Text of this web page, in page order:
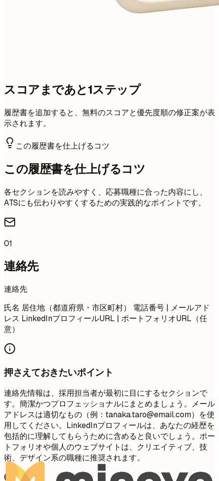
スコアまであと1ステップ
履歴書を追加すると、無料のスコアと優先度順の修正案が表
示されます。
この履歴書を仕上げるコツ
この履歴書を仕上げるコツ
各セクションを読みやすく、応募職種に合った内容にし、
ATSにも伝わりやすくするための実践的なポイントです。
01
連絡先
連絡先
氏名 居住地（都道府県・市区町村） 電話番号 | メールアド
レス LinkedInプロフィールURL | ポートフォリオURL（任
意）
押さえておきたいポイント
連絡先情報は、採用担当者が最初に目にするセクションで
す。簡潔かつプロフェッショナルにまとめましょう。メール
アドレスは適切なもの（例： tanaka.taro@email.com）を使
用してください。LinkedInプロフィールは、あなたの経歴を
包括的に理解してもらうために含めると良いでしょう。ポー
トフォリオや個人のウェブサイトは、クリエイティブ、技
術、デザイン系の職種に推奨されます。